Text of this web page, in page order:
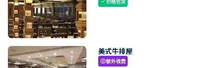
check
美式牛排屋
paid额外收费